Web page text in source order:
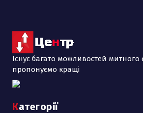
Існує багато можливостей
пропонуємо кращі
Категорії